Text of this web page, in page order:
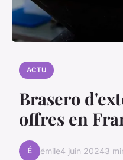
ACTU
Brasero
offres en
É émile4 juin 20243